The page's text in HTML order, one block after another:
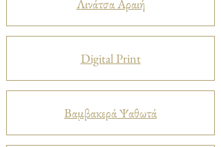
Λινάτσα Αραιή
Digital Print
Βαμβακερά Ψαθωτά